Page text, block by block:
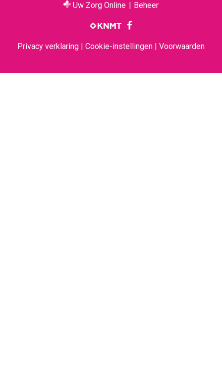
Uw Zorg Online Beheer
onze
pagina
Privacy verklaring Cookie-instellingen Voorwaarden